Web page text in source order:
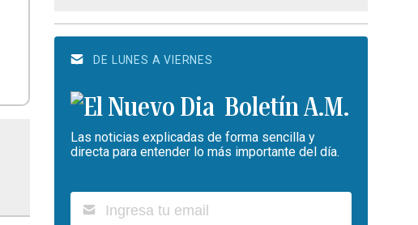
DE LUNES A VIERNES
Boletín A.M.
Las noticias explicadas de forma sencilla y
directa para entender lo más importante del día.